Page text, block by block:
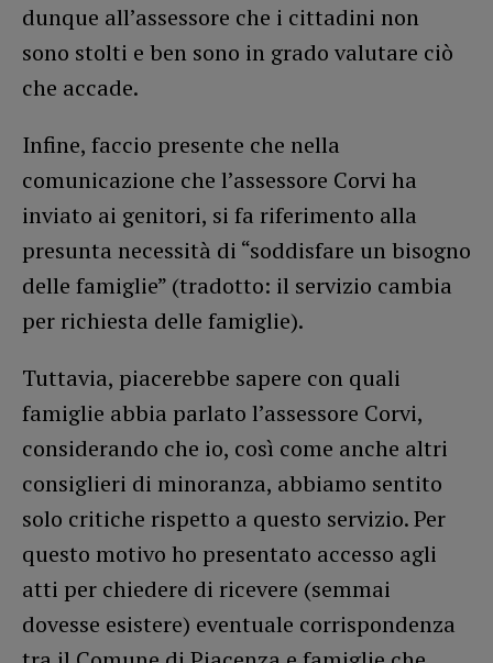
dunque all’assessore che i cittadini non
sono stolti e ben sono in grado valutare ciò
che accade.
Infine, faccio presente che nella
comunicazione che l’assessore Corvi ha
inviato ai genitori, si fa riferimento alla
presunta necessità di “soddisfare un bisogno
delle famiglie” (tradotto: il servizio cambia
per richiesta delle famiglie).
Tuttavia, piacerebbe sapere con quali
famiglie abbia parlato l’assessore Corvi,
considerando che io, così come anche altri
consiglieri di minoranza, abbiamo sentito
solo critiche rispetto a questo servizio. Per
questo motivo ho presentato accesso agli
atti per chiedere di ricevere (semmai
dovesse esistere) eventuale corrispondenza